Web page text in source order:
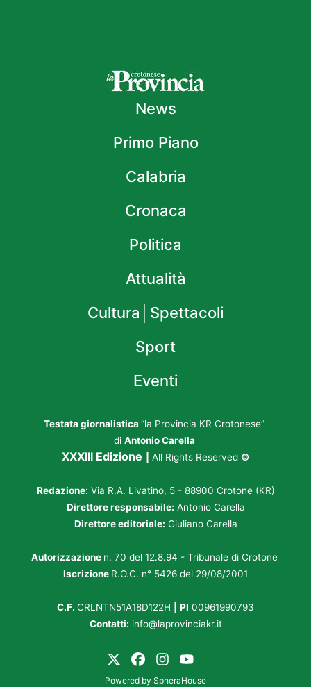
News
Primo Piano
Calabria
Cronaca
Politica
Attualità
Cultura│Spettacoli
Sport
Eventi
Testata giornalistica “la Provincia KR Crotonese”
di Antonio Carella
XXXIII Edizione All Rights Reserved ©
Redazione: Via R.A. Livatino, 5 - 88900 Crotone (KR)
Direttore responsabile: Antonio Carella
Direttore editoriale: Giuliano Carella
Autorizzazione n. 70 del 12.8.94 - Tribunale di Crotone
Iscrizione R.O.C. n° 5426 del 29/08/2001
C.F. CRLNTN51A18D122H PI 00961990793
Contatti: info@laprovinciakr.it
Powered by SpheraHouse